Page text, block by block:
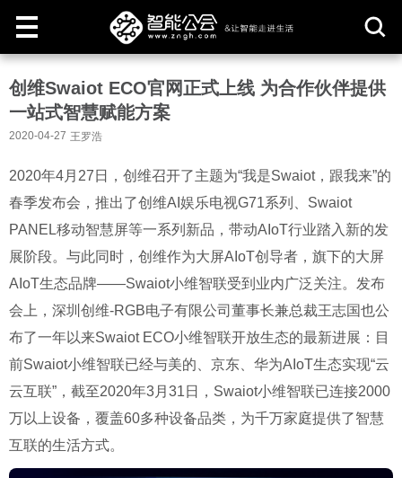
取
创维Swaiot ECO官网正式上线 为合作伙伴提供
一站式智慧赋能方案
2020-04-27 王罗浩
2020年4月27日，创维召开了主题为“我是Swaiot，跟我来”的
春季发布会，推出了创维AI娱乐电视G71系列、Swaiot
PANEL移动智慧屏等一系列新品，带动AIoT行业踏入新的发
展阶段。与此同时，创维作为大屏AIoT创导者，旗下的大屏
AIoT生态品牌——Swaiot小维智联受到业内广泛关注。发布
会上，深圳创维-RGB电子有限公司董事长兼总裁王志国也公
布了一年以来Swaiot ECO小维智联开放生态的最新进展：目
前Swaiot小维智联已经与美的、京东、华为AIoT生态实现“云
云互联”，截至2020年3月31日，Swaiot小维智联已连接2000
万以上设备，覆盖60多种设备品类，为千万家庭提供了智慧
互联的生活方式。